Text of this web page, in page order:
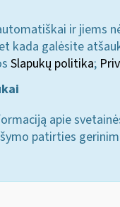
ir jiems
kada galėsite
Slapukų politika;
apie
patirties